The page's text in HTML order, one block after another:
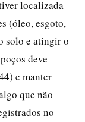
localizada
(óleo, esgoto,
solo e atingir o
deve
e manter
que não
no